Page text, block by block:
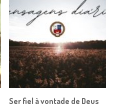
Ser fiel à vontade de Deus